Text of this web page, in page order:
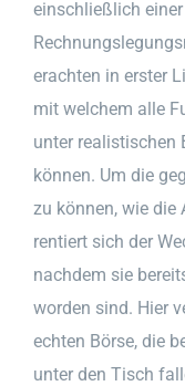
einschließlich
erachten in erster
mit welchem alle
unter realistischen
können. Um die
zu können, wie die
rentiert sich der
nachdem sie
worden sind. Hier
echten Börse, die
unter den Tisch